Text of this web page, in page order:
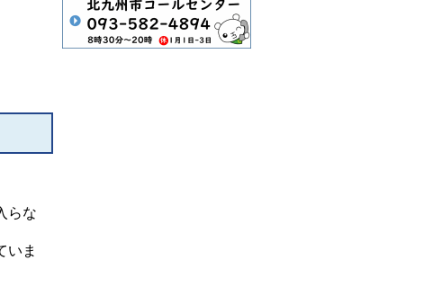
らな
いま